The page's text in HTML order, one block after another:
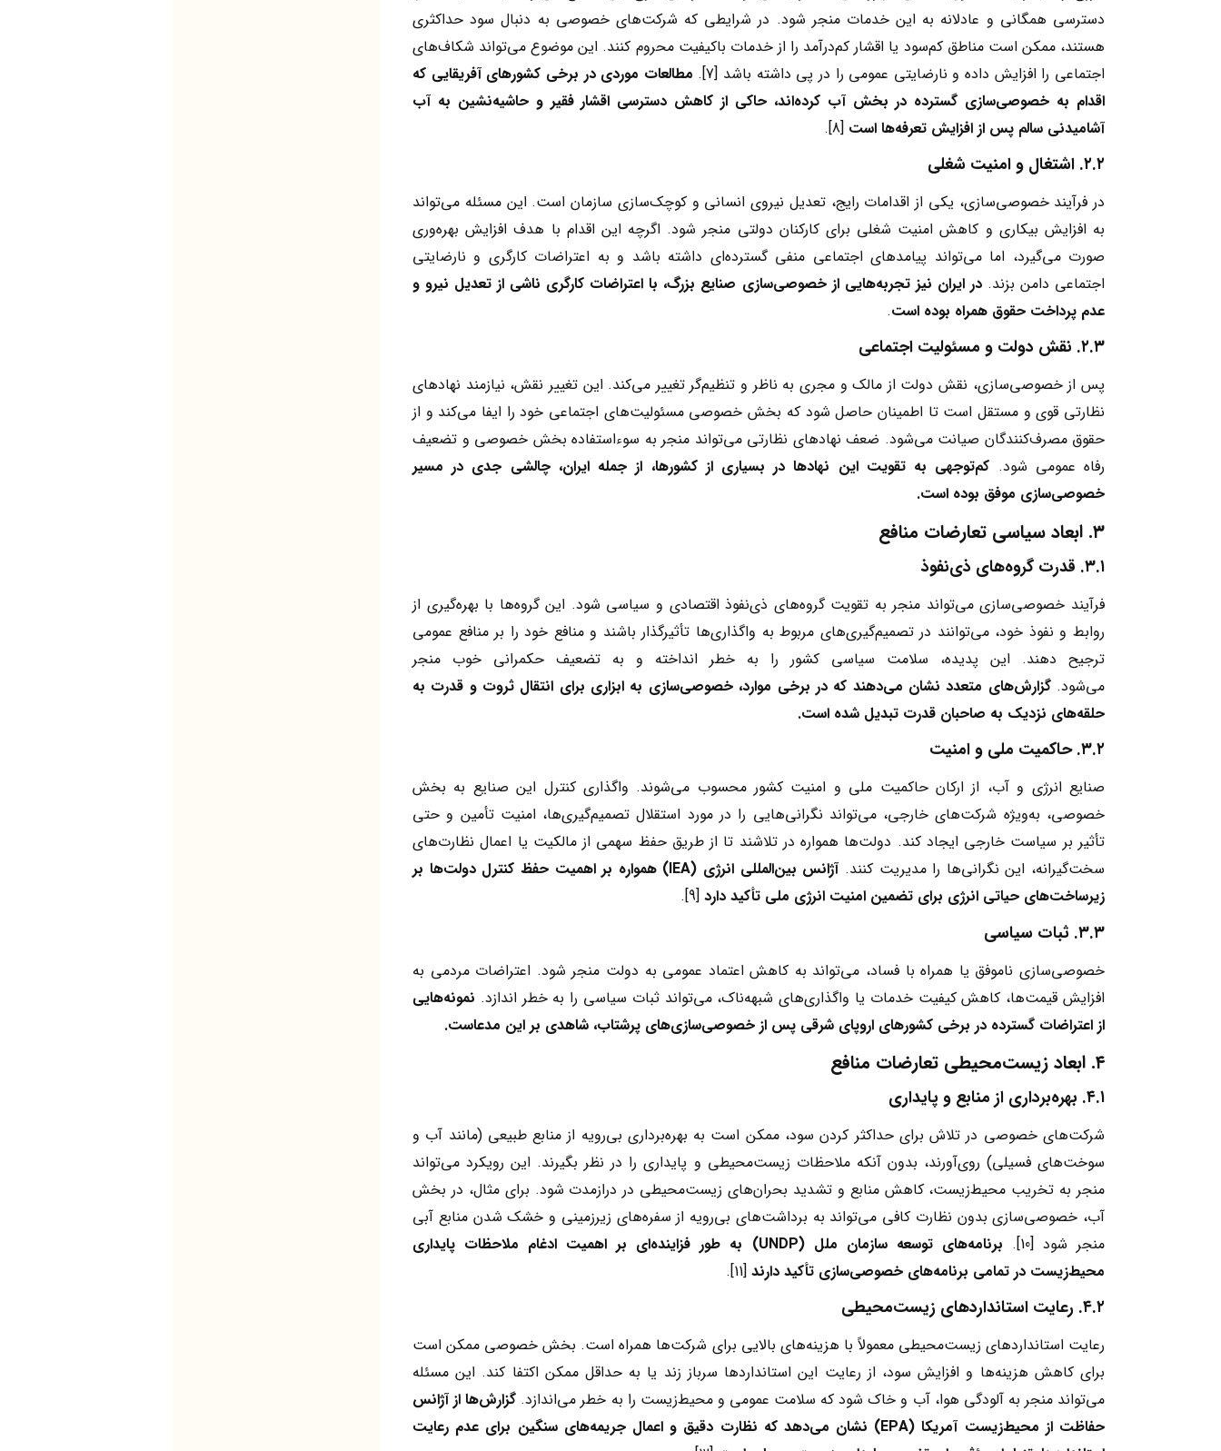
دسترسی همگانی و عادلانه به این خدمات منجر شود. در شرایطی که شرکت‌های خصوصی به دنبال سود حداکثری
هستند، ممکن است مناطق کم‌سود یا اقشار کم‌درآمد را از خدمات باکیفیت محروم کنند. این موضوع می‌تواند شکاف‌های
اجتماعی را افزایش داده و نارضایتی عمومی را در پی داشته باشد [7].
مطالعات موردی در برخی کشورهای آفریقایی که
اقدام به خصوصی‌سازی گسترده در بخش آب کرده‌اند، حاکی از کاهش دسترسی اقشار فقیر و حاشیه‌نشین به آب
آشامیدنی سالم پس از افزایش تعرفه‌ها است [8].
۲.۲. اشتغال و امنیت شغلی
در فرآیند خصوصی‌سازی، یکی از اقدامات رایج، تعدیل نیروی انسانی و کوچک‌سازی سازمان است. این مسئله می‌تواند
به افزایش بیکاری و کاهش امنیت شغلی برای کارکنان دولتی منجر شود. اگرچه این اقدام با هدف افزایش بهره‌وری
صورت می‌گیرد، اما می‌تواند پیامدهای اجتماعی منفی گسترده‌ای داشته باشد و به اعتراضات کارگری و نارضایتی
اجتماعی دامن بزند.در ایران نیز تجربه‌هایی از خصوصی‌سازی صنایع بزرگ، با اعتراضات کارگری ناشی از تعدیل نیرو و
عدم پرداخت حقوق همراه بوده است.
۲.۳. نقش دولت و مسئولیت اجتماعی
پس از خصوصی‌سازی، نقش دولت از مالک و مجری به ناظر و تنظیم‌گر تغییر می‌کند. این تغییر نقش، نیازمند نهادهای
نظارتی قوی و مستقل است تا اطمینان حاصل شود که بخش خصوصی مسئولیت‌های اجتماعی خود را ایفا می‌کند و از
حقوق مصرف‌کنندگان صیانت می‌شود. ضعف نهادهای نظارتی می‌تواند منجر به سوءاستفاده بخش خصوصی و تضعیف
رفاه عمومی شود. کم‌توجهی به تقویت این نهادها در بسیاری از کشورها، از جمله ایران، چالشی جدی در مسیر
خصوصی‌سازی موفق بوده است.
۳. ابعاد سیاسی تعارضات منافع
۳.۱. قدرت گروه‌های ذی‌نفوذ
فرآیند خصوصی‌سازی می‌تواند منجر به تقویت گروه‌های ذی‌نفوذ اقتصادی و سیاسی شود. این گروه‌ها با بهره‌گیری از
روابط و نفوذ خود، می‌توانند در تصمیم‌گیری‌های مربوط به واگذاری‌ها تأثیرگذار باشند و منافع خود را بر منافع عمومی
ترجیح دهند. این پدیده، سلامت سیاسی کشور را به خطر انداخته و به تضعیف حکمرانی خوب منجر
می‌شود.گزارش‌های متعدد نشان می‌دهند که در برخی موارد، خصوصی‌سازی به ابزاری برای انتقال ثروت و قدرت به
حلقه‌های نزدیک به صاحبان قدرت تبدیل شده است.
۳.۲. حاکمیت ملی و امنیت
صنایع انرژی و آب، از ارکان حاکمیت ملی و امنیت کشور محسوب می‌شوند. واگذاری کنترل این صنایع به بخش
خصوصی، به‌ویژه شرکت‌های خارجی، می‌تواند نگرانی‌هایی را در مورد استقلال تصمیم‌گیری‌ها، امنیت تأمین و حتی
تأثیر بر سیاست خارجی ایجاد کند. دولت‌ها همواره در تلاشند تا از طریق حفظ سهمی از مالکیت یا اعمال نظارت‌های
سخت‌گیرانه، این نگرانی‌ها را مدیریت کنند.آژانس بین‌المللی انرژی (IEA)
همواره بر اهمیت حفظ کنترل دولت‌ها بر
زیرساخت‌های حیاتی انرژی برای تضمین امنیت انرژی ملی تأکید دارد [9].
۳.۳. ثبات سیاسی
خصوصی‌سازی ناموفق یا همراه با فساد، می‌تواند به کاهش اعتماد عمومی به دولت منجر شود. اعتراضات مردمی به
افزایش قیمت‌ها، کاهش کیفیت خدمات یا واگذاری‌های شبهه‌ناک، می‌تواند ثبات سیاسی را به خطر اندازد. نمونه‌هایی
از اعتراضات گسترده در برخی کشورهای اروپای شرقی پس از خصوصی‌سازی‌های پرشتاب، شاهدی بر این مدعاست.
۴. ابعاد زیست‌محیطی تعارضات منافع
۴.۱. بهره‌برداری از منابع و پایداری
شرکت‌های خصوصی در تلاش برای حداکثر کردن سود، ممکن است به بهره‌برداری بی‌رویه از منابع طبیعی (مانند آب و
سوخت‌های فسیلی) روی‌آورند، بدون آنکه ملاحظات زیست‌محیطی و پایداری را در نظر بگیرند. این رویکرد می‌تواند
منجر به تخریب محیط‌زیست، کاهش منابع و تشدید بحران‌های زیست‌محیطی در درازمدت شود. برای مثال، در بخش
آب، خصوصی‌سازی بدون نظارت کافی می‌تواند به برداشت‌های بی‌رویه از سفره‌های زیرزمینی و خشک شدن منابع آبی
منجر شود [10].
برنامه‌های توسعه سازمان ملل (UNDP)
به طور فزاینده‌ای بر اهمیت ادغام ملاحظات پایداری
محیط‌زیست در تمامی برنامه‌های خصوصی‌سازی تأکید دارند [11].
۴.۲. رعایت استانداردهای زیست‌محیطی
رعایت استانداردهای زیست‌محیطی معمولاً با هزینه‌های بالایی برای شرکت‌ها همراه است. بخش خصوصی ممکن است
برای کاهش هزینه‌ها و افزایش سود، از رعایت این استانداردها سرباز زند یا به حداقل ممکن اکتفا کند. این مسئله
می‌تواند منجر به آلودگی هوا، آب و خاک شود که سلامت عمومی و محیط‌زیست را به خطر می‌اندازد. گزارش‌ها از آژانس
حفاظت از محیط‌زیست آمریکا(EPA)
نشان می‌دهد که نظارت دقیق و اعمال جریمه‌های سنگین برای عدم رعایت